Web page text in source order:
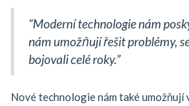
“Moderní technologie nám
nám umožňují řešit problémy,
bojovali celé roky.”
Nové technologie nám také